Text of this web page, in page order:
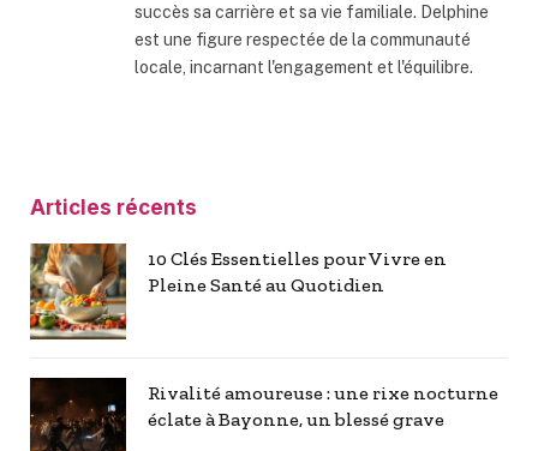
succès sa carrière et sa vie familiale. Delphine
est une figure respectée de la communauté
locale, incarnant l'engagement et l'équilibre.
Articles récents
10 Clés Essentielles pour Vivre en
Pleine Santé au Quotidien
Rivalité amoureuse : une rixe nocturne
éclate à Bayonne, un blessé grave